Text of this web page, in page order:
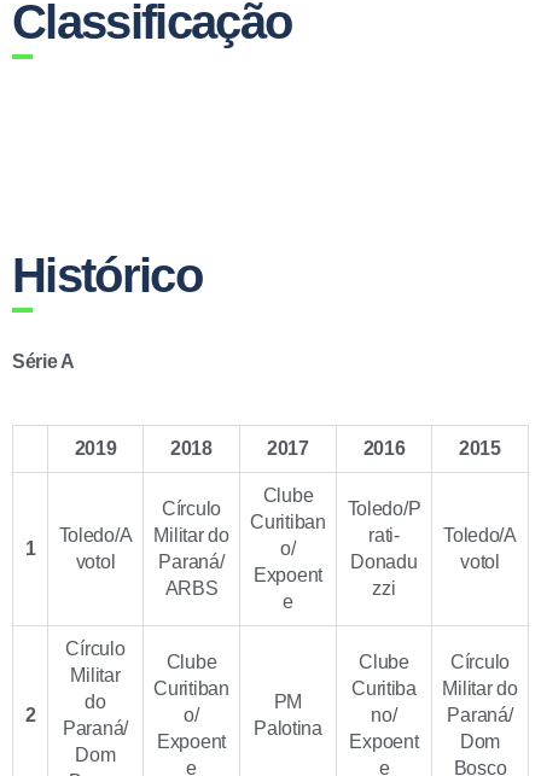
Classificação
Histórico
Série A
2019 2018 2017 2016 2015
1
Toledo/A
votol
Círculo
Militar do
Paraná/
ARBS
Clube
Curitiban
o/
Expoent
e
Toledo/P
rati-
Donadu
zzi
Toledo/A
votol
2
Círculo
Militar
do
Paraná/
Dom
Clube
Curitiban
o/
Expoent
e
PM
Palotina
Clube
Curitiba
no/
Expoent
e
Círculo
Militar do
Paraná/
Dom
Bosco